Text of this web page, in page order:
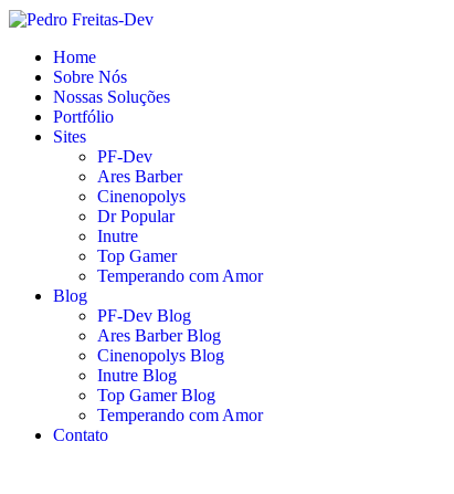
Home
Sobre Nós
Nossas Soluções
Portfólio
Sites
PF-Dev
Ares Barber
Cinenopolys
Dr Popular
Inutre
Top Gamer
Temperando com Amor
Blog
PF-Dev Blog
Ares Barber Blog
Cinenopolys Blog
Inutre Blog
Top Gamer Blog
Temperando com Amor
Contato